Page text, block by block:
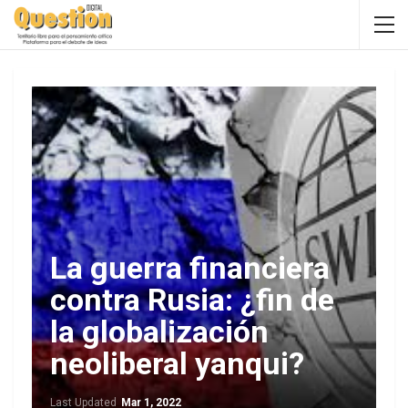
La guerra financiera
contra Rusia: ¿fin de
la globalización
neoliberal yanqui?
Last Updated Mar 1, 2022